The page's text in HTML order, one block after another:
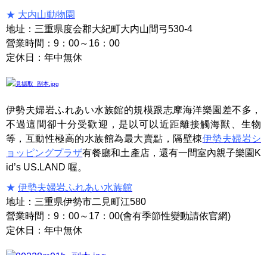
★ 大内山動物園
地址：三重県度会郡大紀町大内山間弓530-4
營業時間：9：00～16：00
定休日：年中無休
伊勢夫婦岩ふれあい水族館的規模跟志摩海洋樂園差不多，
不過這間卻十分受歡迎，是以可以近距離接觸海獸、生物
等，互動性極高的水族館為最大賣點，隔壁棟伊勢夫婦岩シ
ョッピングプラザ有餐廳和土產店，還有一間室內親子樂園K
id’s US.LAND 喔。
★ 伊勢夫婦岩ふれあい水族館
地址：三重県伊勢市二見町江580
營業時間：9：00～17：00(會有季節性變動請依官網)
定休日：年中無休